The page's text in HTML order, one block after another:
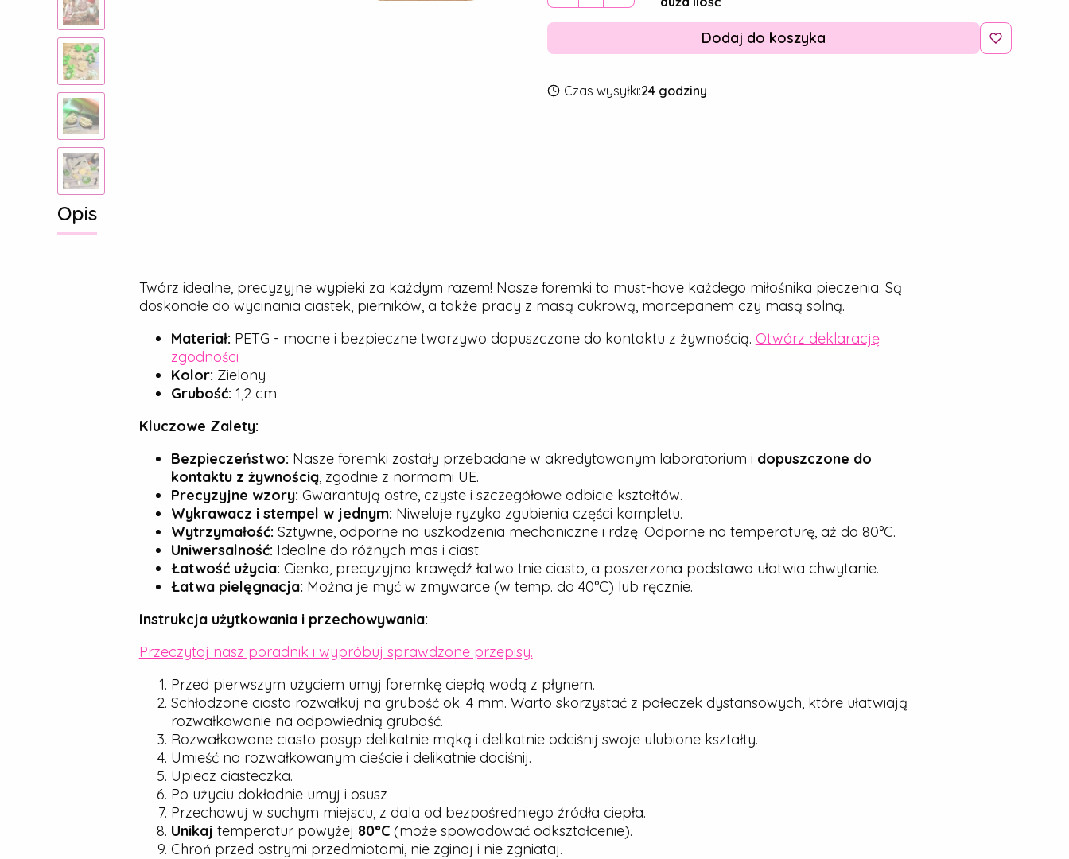
Dodaj do koszyka
Czas wysyłki:24 godziny
Opis
Twórz idealne, precyzyjne wypieki za każdym razem! Nasze foremki to must-have każdego miłośnika pieczenia. Są
doskonałe do wycinania ciastek, pierników, a także pracy z masą cukrową, marcepanem czy masą solną.
Materiał: PETG - mocne i bezpieczne tworzywo dopuszczone do kontaktu z żywnością. Otwórz deklarację
zgodności
Kolor: Zielony
Grubość: 1,2 cm
Kluczowe Zalety:
Bezpieczeństwo: Nasze foremki zostały przebadane w akredytowanym laboratorium i dopuszczone do
kontaktu z żywnością, zgodnie z normami UE.
Precyzyjne wzory: Gwarantują ostre, czyste i szczegółowe odbicie kształtów.
Wykrawacz i stempel w jednym: Niweluje ryzyko zgubienia części kompletu.
Wytrzymałość: Sztywne, odporne na uszkodzenia mechaniczne i rdzę. Odporne na temperaturę, aż do 80°C.
Uniwersalność: Idealne do różnych mas i ciast.
Łatwość użycia: Cienka, precyzyjna krawędź łatwo tnie ciasto, a poszerzona podstawa ułatwia chwytanie.
Łatwa pielęgnacja: Można je myć w zmywarce (w temp. do 40°C) lub ręcznie.
Instrukcja użytkowania i przechowywania:
Przeczytaj nasz poradnik i wypróbuj sprawdzone przepisy.
Przed pierwszym użyciem umyj foremkę ciepłą wodą z płynem.
Schłodzone ciasto rozwałkuj na grubość ok. 4 mm. Warto skorzystać z pałeczek dystansowych, które ułatwiają
rozwałkowanie na odpowiednią grubość.
Rozwałkowane ciasto posyp delikatnie mąką i delikatnie odciśnij swoje ulubione kształty.
Umieść na rozwałkowanym cieście i delikatnie dociśnij.
Upiecz ciasteczka.
Po użyciu dokładnie umyj i osusz
Przechowuj w suchym miejscu, z dala od bezpośredniego źródła ciepła.
Unikaj temperatur powyżej 80°C(może spowodować odkształcenie).
Chroń przed ostrymi przedmiotami, nie zginaj i nie zgniataj.